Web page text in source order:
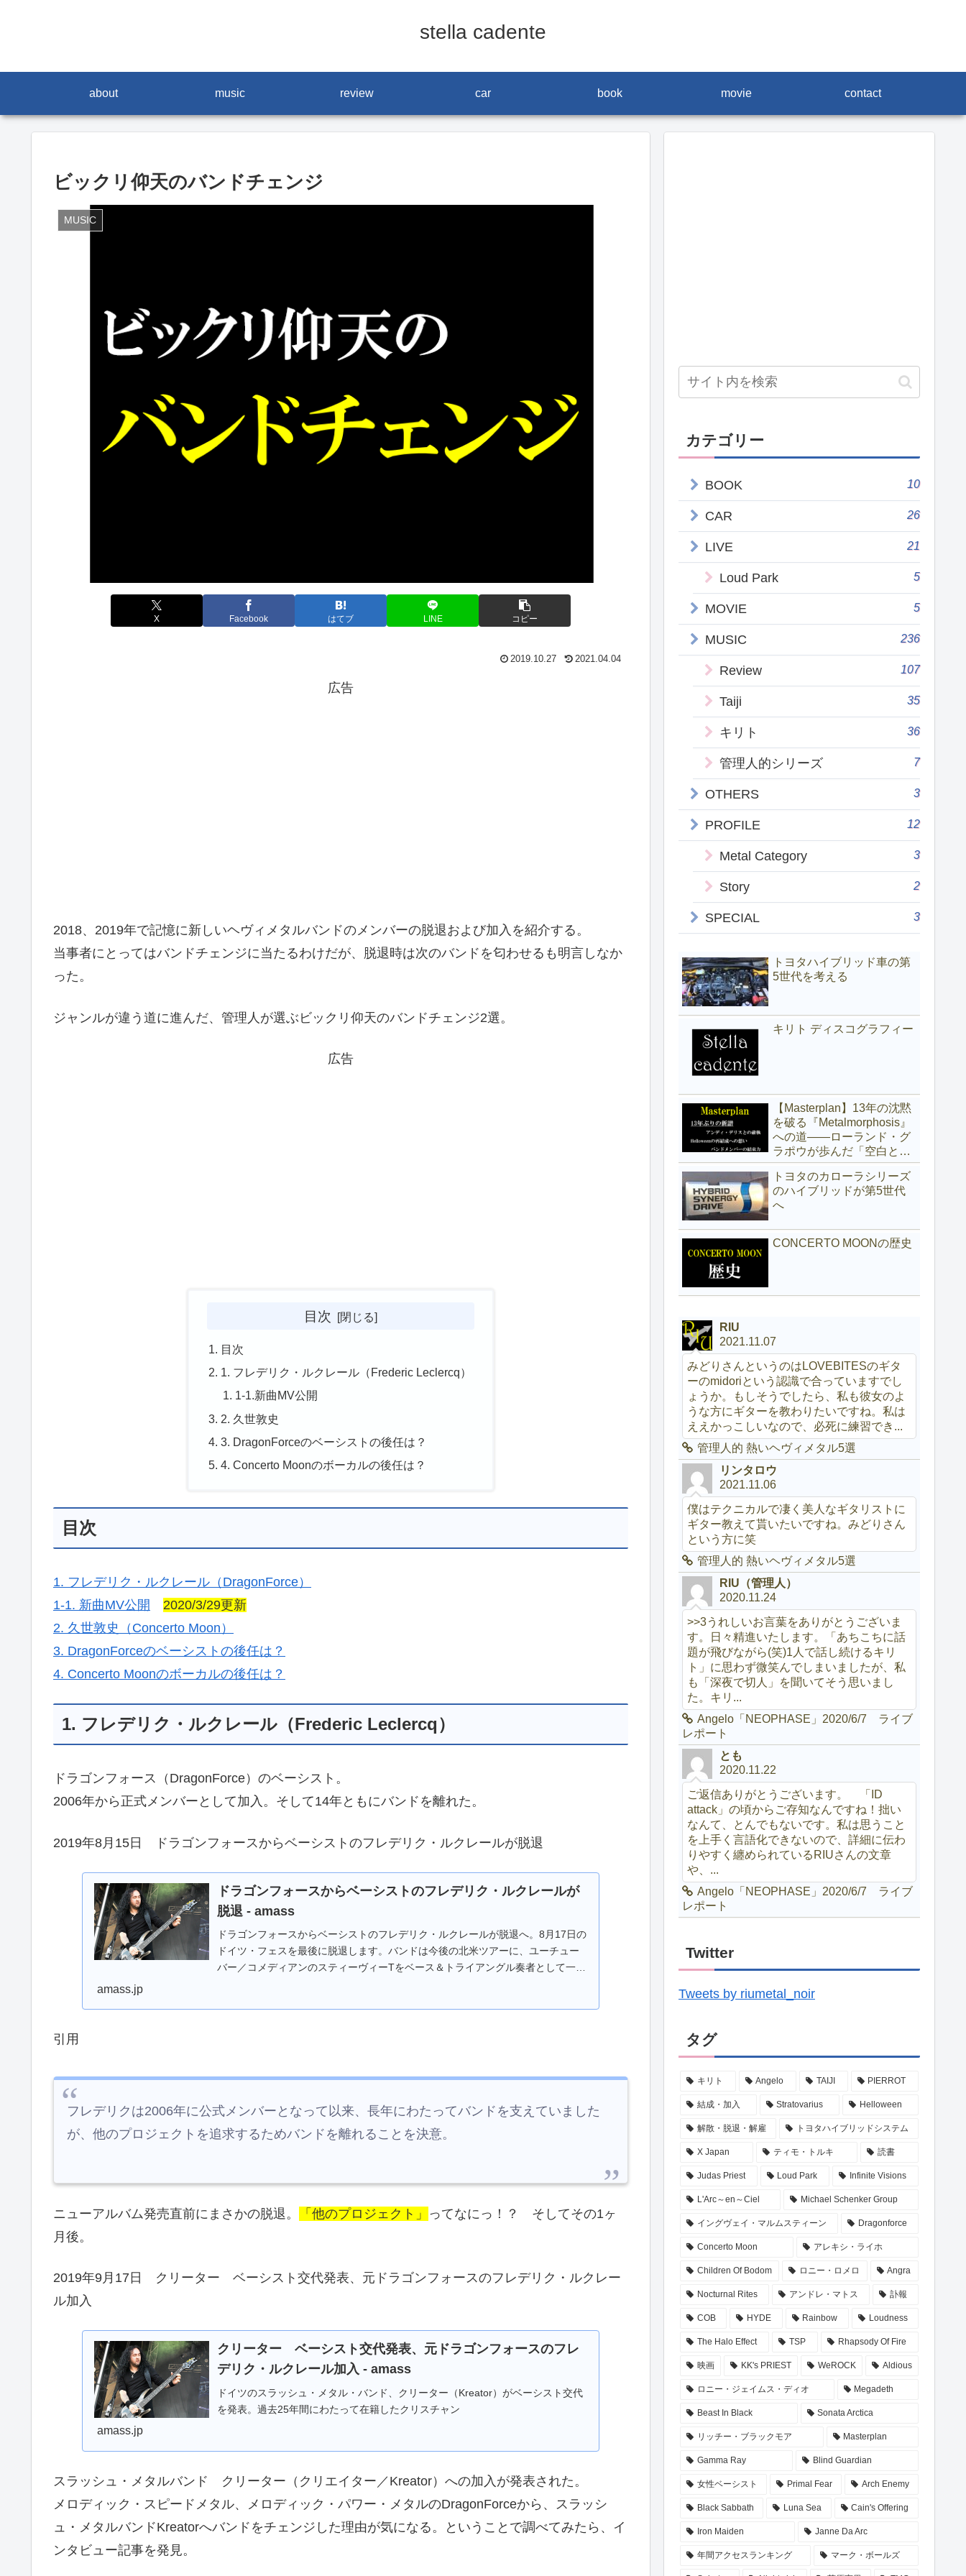
stella cadente
about music review car book movie contact
ビックリ仰天のバンドチェンジ
MUSIC
X Facebook はてブ LINE コピー
2019.10.27 2021.04.04
広告
2018、2019年で記憶に新しいヘヴィメタルバンドのメンバーの脱退および加入を紹介する。
当事者にとってはバンドチェンジに当たるわけだが、脱退時は次のバンドを匂わせるも明言しなか
った。
ジャンルが違う道に進んだ、管理人が選ぶビックリ仰天のバンドチェンジ2選。
広告
目次
目次
1. フレデリク・ルクレール（Frederic Leclercq）
1-1.新曲MV公開
2. 久世敦史
3. DragonForceのベーシストの後任は？
4. Concerto Moonのボーカルの後任は？
目次
1. フレデリク・ルクレール（DragonForce）
1-1. 新曲MV公開
2020/3/29更新
2. 久世敦史（Concerto Moon）
3. DragonForceのベーシストの後任は？
4. Concerto Moonのボーカルの後任は？
1. フレデリク・ルクレール（Frederic Leclercq）
ドラゴンフォース（DragonForce）のベーシスト。
2006年から正式メンバーとして加入。そして14年ともにバンドを離れた。
2019年8月15日 ドラゴンフォースからベーシストのフレデリク・ルクレールが脱退
ドラゴンフォースからベーシストのフレデリク・ルクレールが
脱退 - amass
ドラゴンフォースからベーシストのフレデリク・ルクレールが脱退へ。8月17日の
ドイツ・フェスを最後に脱退します。バンドは今後の北米ツアーに、ユーチュー
バー／コメディアンのスティーヴィーTをベース＆トライアングル奏者として一時
amass.jp
引用
フレデリクは2006年に公式メンバーとなって以来、長年にわたってバンドを支えていました
が、他のプロジェクトを追求するためバンドを離れることを決意。
ニューアルバム発売直前にまさかの脱退。 「他のプロジェクト」 ってなにっ！？ そしてその1ヶ
月後。
2019年9月17日 クリーター ベーシスト交代発表、元ドラゴンフォースのフレデリク・ルクレー
ル加入
クリーター ベーシスト交代発表、元ドラゴンフォースのフレ
デリク・ルクレール加入 - amass
ドイツのスラッシュ・メタル・バンド、クリーター（Kreator）がベーシスト交代
を発表。過去25年間にわたって在籍したクリスチャン
amass.jp
スラッシュ・メタルバンド クリーター（クリエイター／Kreator）への加入が発表された。
メロディック・スピードメタル、メロディック・パワー・メタルのDragonForceから、スラッシ
ュ・メタルバンドKreatorへバンドをチェンジした理由が気になる。ということで調べてみたら、イ
ンタビュー記事を発見。
カテゴリー
BOOK 10
CAR 26
LIVE 21
Loud Park 5
MOVIE 5
MUSIC 236
Review 107
Taiji 35
キリト 36
管理人的シリーズ 7
OTHERS 3
PROFILE 12
Metal Category 3
Story 2
SPECIAL 3
トヨタハイブリッド車の第
5世代を考える
キリト ディスコグラフィー
【Masterplan】13年の沈黙
を破る『Metalmorphosis』
への道——ローランド・グ
ラポウが歩んだ「空白と真
実」の記録
トヨタのカローラシリーズ
のハイブリッドが第5世代
へ
CONCERTO MOONの歴史
RIU
2021.11.07
みどりさんというのはLOVEBITESのギタ
ーのmidoriという認識で合っていますでし
ょうか。もしそうでしたら、私も彼女のよ
うな方にギターを教わりたいですね。私は
ええかっこしいなので、必死に練習でき...
管理人的 熱いヘヴィメタル5選
リンタロウ
2021.11.06
僕はテクニカルで凄く美人なギタリストに
ギター教えて貰いたいですね。みどりさん
という方に笑
管理人的 熱いヘヴィメタル5選
RIU（管理人）
2020.11.24
>>3うれしいお言葉をありがとうございま
す。日々精進いたします。「あちこちに話
題が飛びながら(笑)1人で話し続けるキリ
ト」に思わず微笑んでしまいましたが、私
も「深夜で切人」を聞いてそう思いまし
た。キリ...
Angelo「NEOPHASE」2020/6/7 ライブ
レポート
とも
2020.11.22
ご返信ありがとうございます。 「ID
attack」の頃からご存知なんですね！拙い
なんて、とんでもないです。私は思うこと
を上手く言語化できないので、詳細に伝わ
りやすく纏められているRIUさんの文章
や、...
Angelo「NEOPHASE」2020/6/7 ライブ
レポート
Twitter
Tweets by riumetal_noir
タグ
キリト Angelo TAIJI PIERROT
結成・加入 Stratovarius Helloween
解散・脱退・解雇 トヨタハイブリッドシステム
X Japan ティモ・トルキ 読書
Judas Priest Loud Park Infinite Visions
L'Arc～en～Ciel Michael Schenker Group
イングヴェイ・マルムスティーン Dragonforce
Concerto Moon アレキシ・ライホ
Children Of Bodom ロニー・ロメロ Angra
Nocturnal Rites アンドレ・マトス 訃報
COB HYDE Rainbow Loudness
The Halo Effect TSP Rhapsody Of Fire
映画 KK's PRIEST WeROCK Aldious
ロニー・ジェイムス・ディオ Megadeth
Beast In Black Sonata Arctica
リッチー・ブラックモア Masterplan
Gamma Ray Blind Guardian
女性ベーシスト Primal Fear Arch Enemy
Black Sabbath Luna Sea Cain's Offering
Iron Maiden Janne Da Arc
年間アクセスランキング マーク・ボールズ